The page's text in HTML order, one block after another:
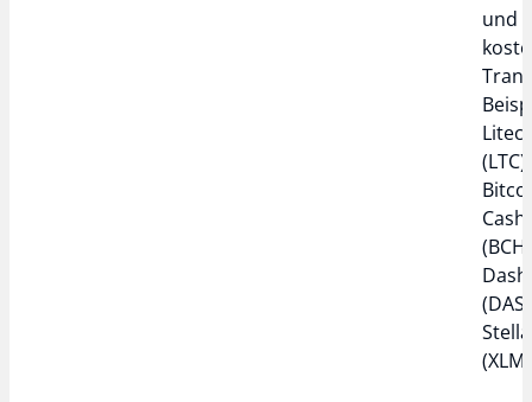
und
(LTC),
Cash
Dash
(XLM)